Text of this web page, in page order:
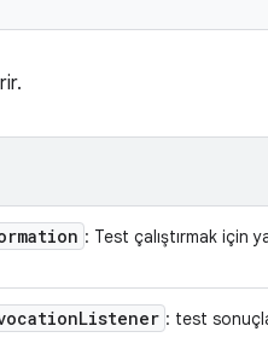
: Test çalıştırmak için
Listener : test